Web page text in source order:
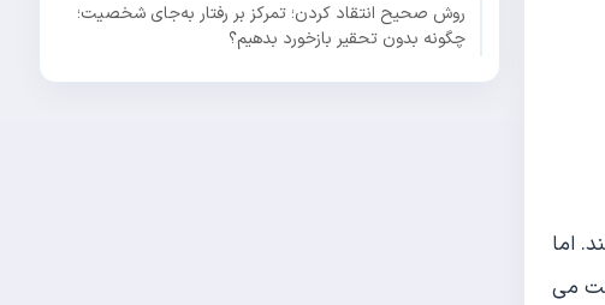
اما
می
روش صحیح انتقاد کردن؛ تمرکز بر رفتار به‌جای شخصیت؛
چگونه بدون تحقیر بازخورد بدهیم؟